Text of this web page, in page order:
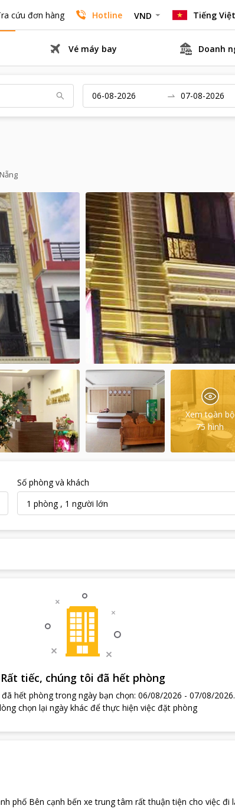
cứu đơn hàng Hotline VND Tiếng Việt
Vé máy bay Doanh
Xem toàn bộ
75 hình
Số phòng và khách
1 phòng, 1 người lớn
Rất tiếc, chúng tôi đã hết phòng
hết phòng trong ngày bạn chọn: 06/08/2026 - 07/08/2026.
chọn lại ngày khác để thực hiện việc đặt phòng
phố Bên cạnh bến xe trung tâm rất thuận tiện cho việc đi